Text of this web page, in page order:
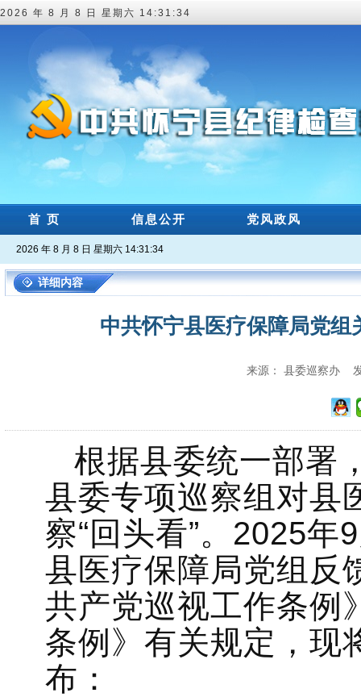
2026 年 8 月 8 日 星期六 14:31:35
首 页 信息公开 党风政风
2026 年 8 月 8 日 星期六 14:31:35
详细内容
中共怀宁县医疗保障局党组
来源： 县委巡察办
根据县委统一部署
县委专项巡察组对县
察“回头看”。2025
县医疗保障局党组反
共产党巡视工作条例
条例》有关规定，现
布：